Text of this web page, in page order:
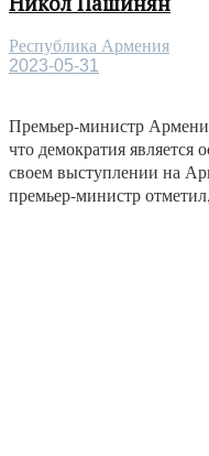
Республика Армения
2023-05-31
Премьер-министр
что демократия
своем выступлении на
премьер-министр